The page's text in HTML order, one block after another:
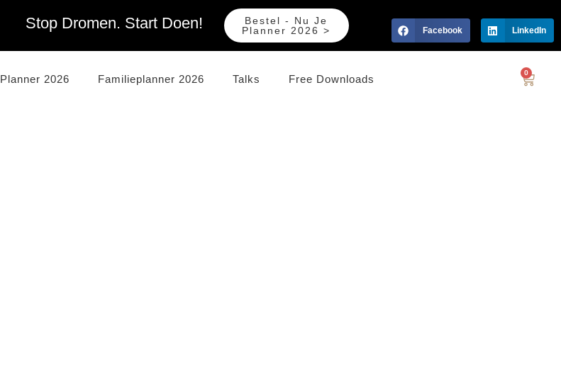
Stop Dromen. Start Doen!
Bestel - Nu Je
Planner 2026 >
Facebook LinkedIn
Planner 2026 Familieplanner 2026 Talks Free Downloads
0